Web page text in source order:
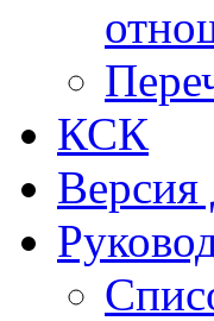
КСК
Версия